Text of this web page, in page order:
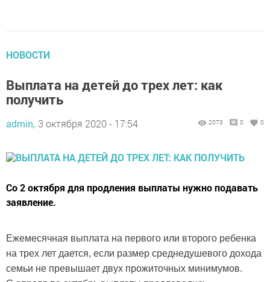
НОВОСТИ
Выплата на детей до трех лет: как
получить
admin, 3 октября 2020 - 17:54 2073 0 0
Со 2 октября для продления выплаты нужно подавать
заявление.
Ежемесячная выплата на первого или второго ребенка
на трех лет дается, если размер среднедушевого дохода
семьи не превышает двух прожиточных минимумов.